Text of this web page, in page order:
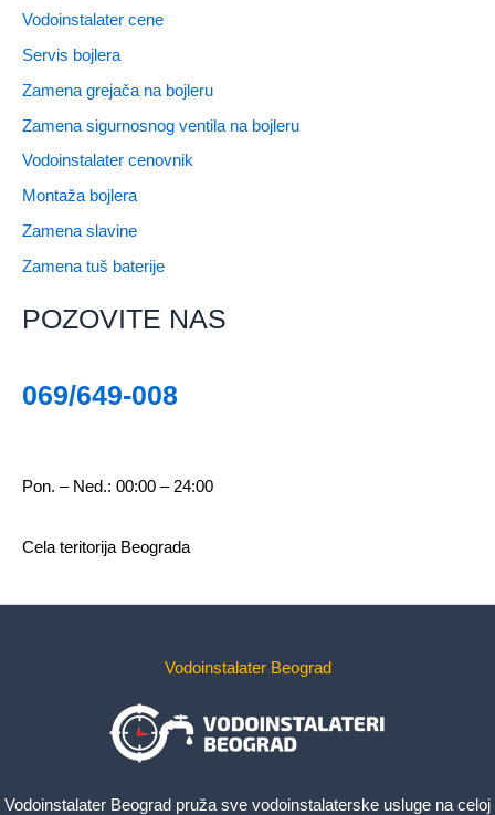
Vodoinstalater cene
Servis bojlera
Zamena grejača na bojleru
Zamena sigurnosnog ventila na bojleru
Vodoinstalater cenovnik
Montaža bojlera
Zamena slavine
Zamena tuš baterije
POZOVITE NAS
069/649-008
Pon. – Ned.: 00:00 – 24:00
Cela teritorija Beograda
Vodoinstalater Beograd
Vodoinstalater Beograd pruža sve vodoinstalaterske usluge na celoj